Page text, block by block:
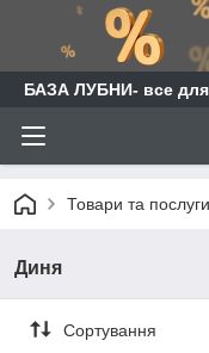
БАЗА ЛУБНИ- все для
Товари та послуги
Диня
Сортування